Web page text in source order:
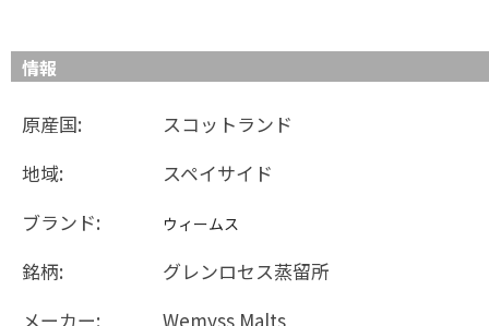
情報
原産国:
スコットランド
地域:
スペイサイド
ブランド:
ウィームス
銘柄:
グレンロセス蒸留所
メーカー:
Wemyss Malts